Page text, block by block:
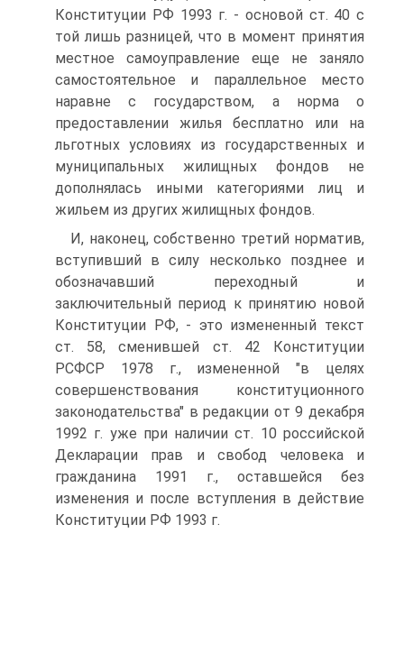
Конституции РФ 1993 г. - основой ст. 40 с
той лишь разницей, что в момент принятия
местное самоуправление еще не заняло
самостоятельное и параллельное место
наравне с государством, а норма о
предоставлении жилья бесплатно или на
льготных условиях из государственных и
муниципальных жилищных фондов не
дополнялась иными категориями лиц и
жильем из других жилищных фондов.
И, наконец, собственно третий норматив,
вступивший в силу несколько позднее и
обозначавший переходный и
заключительный период к принятию новой
Конституции РФ, - это измененный текст
ст. 58, сменившей ст. 42 Конституции
РСФСР 1978 г., измененной "в целях
совершенствования конституционного
законодательства" в редакции от 9 декабря
1992 г. уже при наличии ст. 10 российской
Декларации прав и свобод человека и
гражданина 1991 г., оставшейся без
изменения и после вступления в действие
Конституции РФ 1993 г.